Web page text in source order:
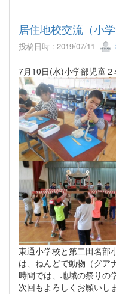
居住地校交流（小学
投稿日時 : 2019/07/11
7月10日(水)小学部児童２
東通小学校と第二田名部
は、ねんどで動物（グア
時間では、地域の祭りの
次回もよろしくお願いし